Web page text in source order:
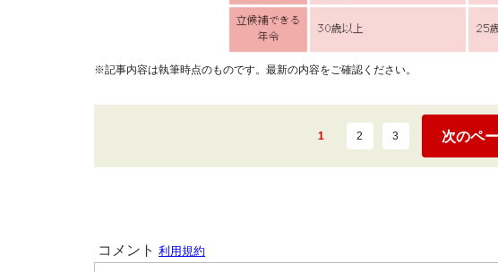
※記事内容は執筆時点のものです。最新の内容をご確認ください。
1 2 3 次のペ